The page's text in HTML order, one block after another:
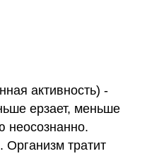
активность) -
ерзает, меньше
неосознанно.
Организм тратит